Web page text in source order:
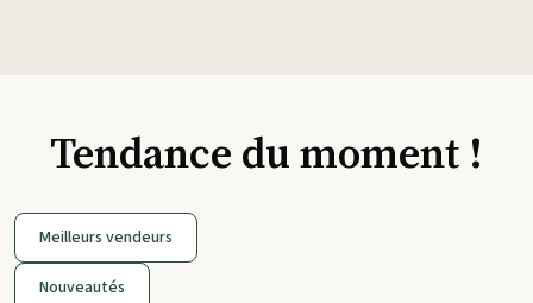
Tendance du moment !
Meilleurs vendeurs
Nouveautés